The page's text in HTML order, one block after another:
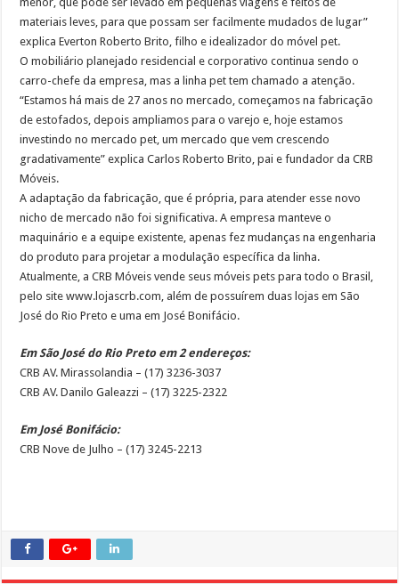
materiais leves, para que possam ser facilmente mudados de lugar”
explica Everton Roberto Brito, filho e idealizador do móvel pet.
O mobiliário planejado residencial e corporativo continua sendo o
carro-chefe da empresa, mas a linha pet tem chamado a atenção.
“Estamos há mais de 27 anos no mercado, começamos na fabricação
de estofados, depois ampliamos para o varejo e, hoje estamos
investindo no mercado pet, um mercado que vem crescendo
gradativamente” explica Carlos Roberto Brito, pai e fundador da CRB
Móveis.
A adaptação da fabricação, que é própria, para atender esse novo
nicho de mercado não foi significativa. A empresa manteve o
maquinário e a equipe existente, apenas fez mudanças na engenharia
do produto para projetar a modulação específica da linha.
Atualmente, a CRB Móveis vende seus móveis pets para todo o Brasil,
pelo site www.lojascrb.com, além de possuírem duas lojas em São
José do Rio Preto e uma em José Bonifácio.
Em São José do Rio Preto em 2 endereços:
CRB AV. Mirassolandia – (17) 3236-3037
CRB AV. Danilo Galeazzi – (17) 3225-2322
Em José Bonifácio:
CRB Nove de Julho – (17) 3245-2213